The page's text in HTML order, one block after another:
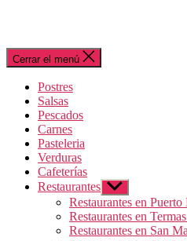
Cerrar el menú
Postres
Salsas
Pescados
Carnes
Pasteleria
Verduras
Cafeterías
Restaurantes Mostrar
el
submenú
Restaurantes en Puerto
Restaurantes en
Restaurantes en San